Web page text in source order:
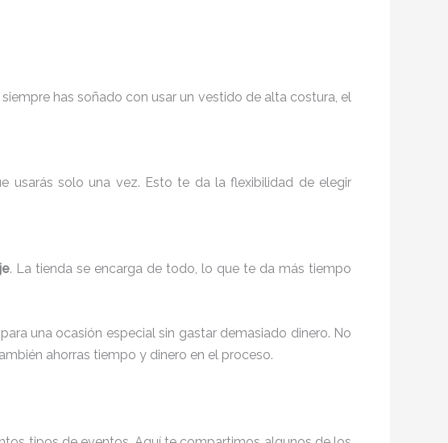
has soñado con usar un vestido de alta costura, el
usarás solo una vez. Esto te da la flexibilidad de elegir
. La tienda se encarga de todo, lo que te da más tiempo
una ocasión especial sin gastar demasiado dinero. No
ahorras tiempo y dinero en el proceso.